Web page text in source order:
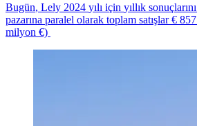
Bugün, Lely 2024 yılı için yıllık sonuçlarını
pazarına paralel olarak toplam satışlar€ 857
milyon €)